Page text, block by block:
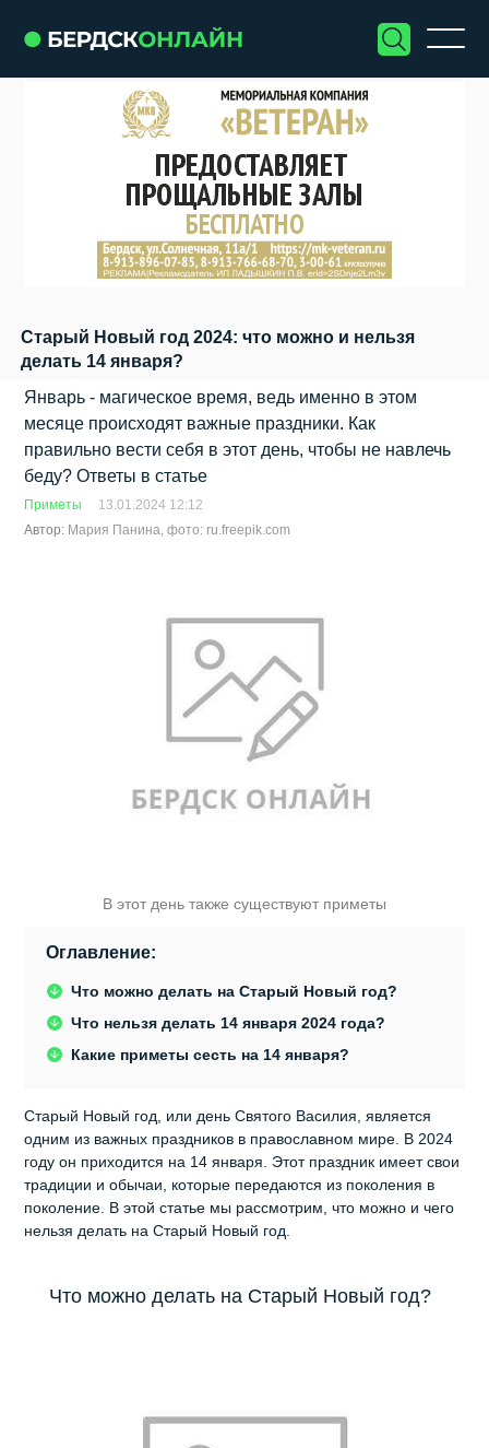
Старый Новый год 2024: что можно и нельзя
делать 14 января?
Январь - магическое время, ведь именно в этом
месяце происходят важные праздники. Как
правильно вести себя в этот день, чтобы не навлечь
беду? Ответы в статье
Приметы
13.01.2024 12:12
Автор: Мария Панина, фото: ru.freepik.com
В этот день также существуют приметы
Оглавление:
Что можно делать на Старый Новый год?
Что нельзя делать 14 января 2024 года?
Какие приметы сесть на 14 января?
Старый Новый год, или день Святого Василия, является
одним из важных праздников в православном мире. В 2024
году он приходится на 14 января. Этот праздник имеет свои
традиции и обычаи, которые передаются из поколения в
поколение. В этой статье мы рассмотрим, что можно и чего
нельзя делать на Старый Новый год.
Что можно делать на Старый Новый год?